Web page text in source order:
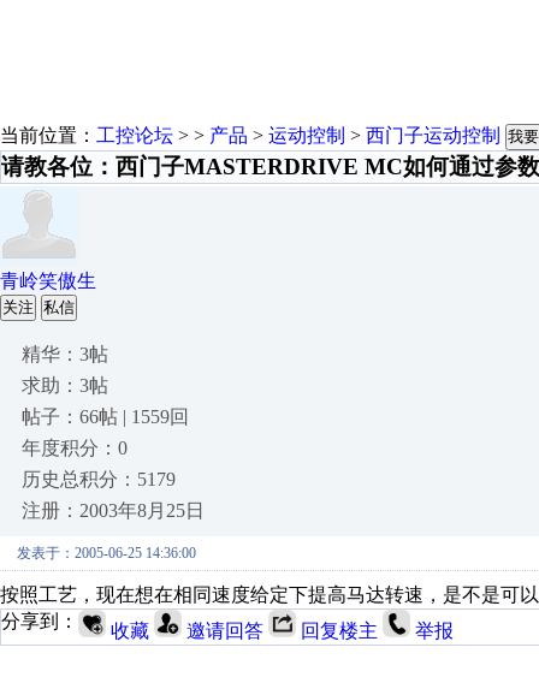
当前位置： 工控论坛 > > 产品 > 运动控制 > 西门子运动控制 我
请教各位：西门子MASTERDRIVE MC如何通过参
青岭笑傲生
关注 私信
精华：3帖
求助：3帖
帖子：66帖 | 1559回
年度积分：0
历史总积分：5179
注册：2003年8月25日
发表于：2005-06-25 14:36:00
按照工艺，现在想在相同速度给定下提高马达转速，是不是可
分享到：
收藏 邀请回答 回复楼主 举报